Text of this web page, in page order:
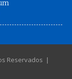
Reservados |